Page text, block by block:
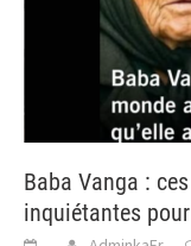
Baba Vanga :
inquiétantes